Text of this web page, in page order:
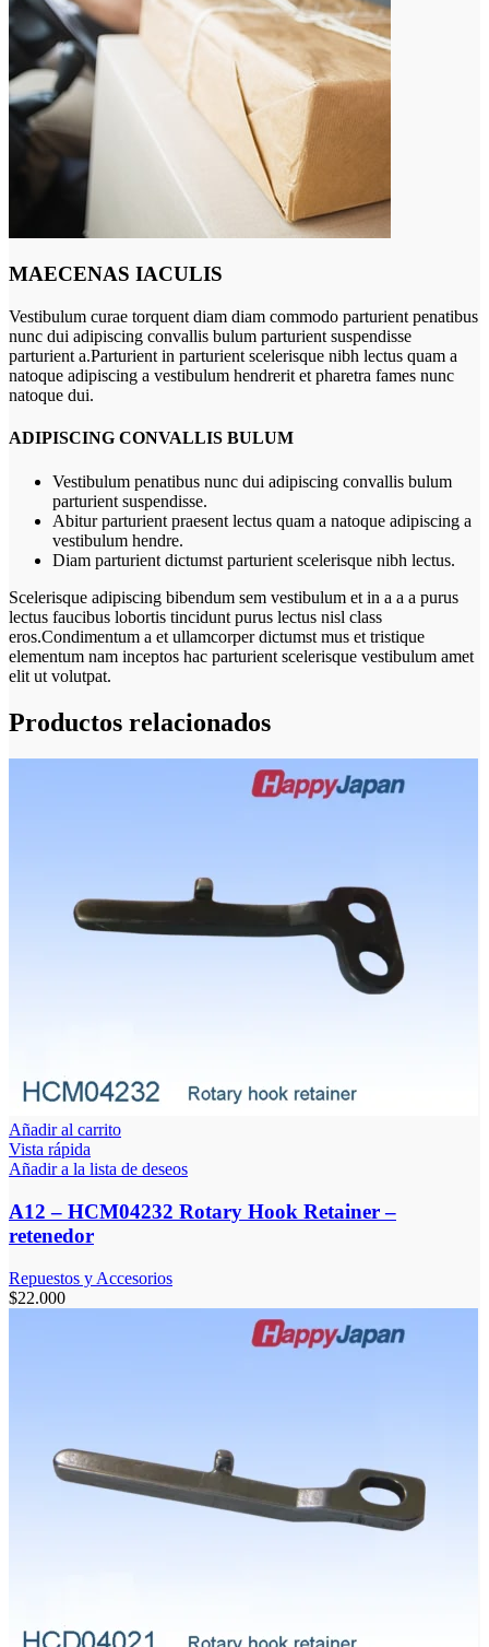
MAECENAS IACULIS
Vestibulum curae torquent diam diam commodo parturient penatibus
nunc dui adipiscing convallis bulum parturient suspendisse
parturient a.Parturient in parturient scelerisque nibh lectus quam a
natoque adipiscing a vestibulum hendrerit et pharetra fames nunc
natoque dui.
ADIPISCING CONVALLIS BULUM
Vestibulum penatibus nunc dui adipiscing convallis bulum
parturient suspendisse.
Abitur parturient praesent lectus quam a natoque adipiscing a
vestibulum hendre.
Diam parturient dictumst parturient scelerisque nibh lectus.
Scelerisque adipiscing bibendum sem vestibulum et in a a a purus
lectus faucibus lobortis tincidunt purus lectus nisl class
eros.Condimentum a et ullamcorper dictumst mus et tristique
elementum nam inceptos hac parturient scelerisque vestibulum amet
elit ut volutpat.
Productos relacionados
Añadir al carrito
Vista rápida
Añadir a la lista de deseos
A12 – HCM04232 Rotary Hook Retainer –
retenedor
Repuestos y Accesorios
$22.000